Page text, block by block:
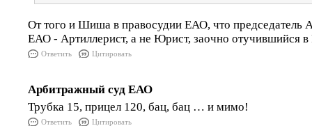
От того и Шиша в правосудии ЕАО, что председатель
ЕАО - Артиллерист, а не Юрист, заочно отучившийся в
Ответить Цитировать
Арбитражный суд ЕАО
Трубка 15, прицел 120, бац, бац … и мимо!
Ответить Цитировать